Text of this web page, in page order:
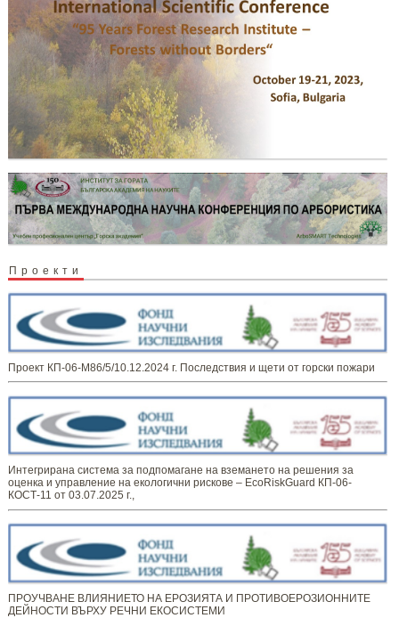
Проекти
Проект КП-06-М86/5/10.12.2024 г. Последствия и щети от горски пожари
Интегрирана система за подпомагане на вземането на решения за
оценка и управление на екологични рискове – EcoRiskGuard КП-06-
КОСТ-11 от 03.07.2025 г.,
ПРОУЧВАНЕ ВЛИЯНИЕТО НА ЕРОЗИЯТА И ПРОТИВОЕРОЗИОННИТЕ
ДЕЙНОСТИ ВЪРХУ РЕЧНИ ЕКОСИСТЕМИ